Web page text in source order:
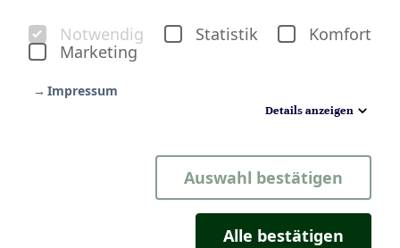
Notwendig Statistik
Komfort
Marketing
Impressum
Details anzeigen
Auswahl bestätigen
Alle bestätigen
genau richtig für lange Abende auf der Terrasse oder den
Esstisch daheim.